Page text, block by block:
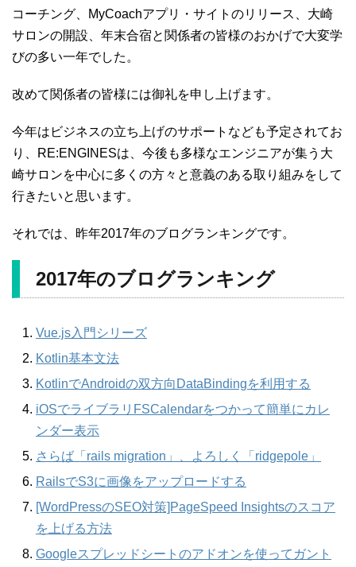
コーチング、MyCoachアプリ・サイトのリリース、大崎
サロンの開設、年末合宿と関係者の皆様のおかげで大変学
びの多い一年でした。
改めて関係者の皆様には御礼を申し上げます。
今年はビジネスの立ち上げのサポートなども予定されてお
り、RE:ENGINESは、今後も多様なエンジニアが集う大
崎サロンを中心に多くの方々と意義のある取り組みをして
行きたいと思います。
それでは、昨年2017年のブログランキングです。
2017年のブログランキング
Vue.js入門シリーズ
Kotlin基本文法
KotlinでAndroidの双方向DataBindingを利用する
iOSでライブラリFSCalendarをつかって簡単にカレ
ンダー表示
さらば「rails migration」、よろしく「ridgepole」
RailsでS3に画像をアップロードする
[WordPressのSEO対策]PageSpeed Insightsのスコア
を上げる方法
Googleスプレッドシートのアドオンを使ってガント